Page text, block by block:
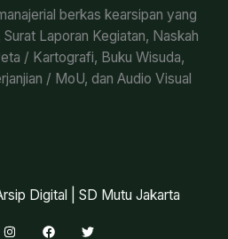
berkas kearsipan yang
Laporan Kegiatan, Naskah
/ Kartografi, Buku Wisuda,
/ MoU, dan Audio Visual
Digital | SD Mutu Jakarta